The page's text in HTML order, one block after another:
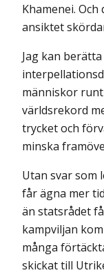
Khamenei.
ansiktet
Jag kan
människor
världsrekord
trycket och
minska
Utan svar som
får ägna mer
än statsrådet
kampviljan
många
skickat till